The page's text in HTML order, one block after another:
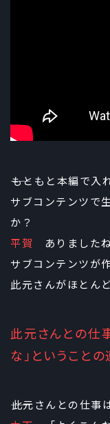
――もともと本編で
サブコンテンツで
か？
平賀 ありました
サブコンテンツが
此元さんがほとん
此元さんとの仕
な」ということ
――此元さんとの仕